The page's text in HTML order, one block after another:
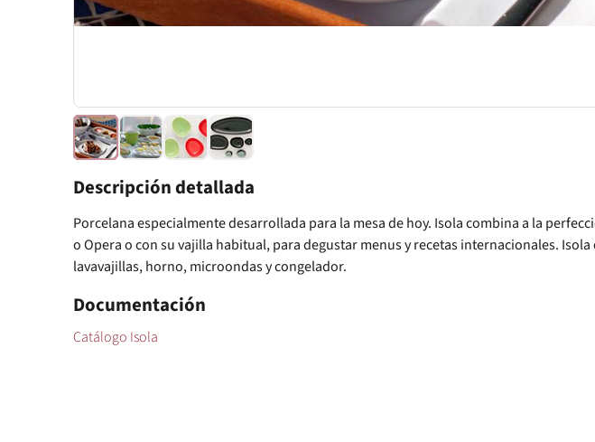
Descripción detallada
Porcelana especialmente desarrollada para la mesa de hoy. Isola combina a la
o Opera o con su vajilla habitual, para degustar menus y recetas internacionales. Isola
lavavajillas, horno, microondas y congelador.
Documentación
Catálogo Isola